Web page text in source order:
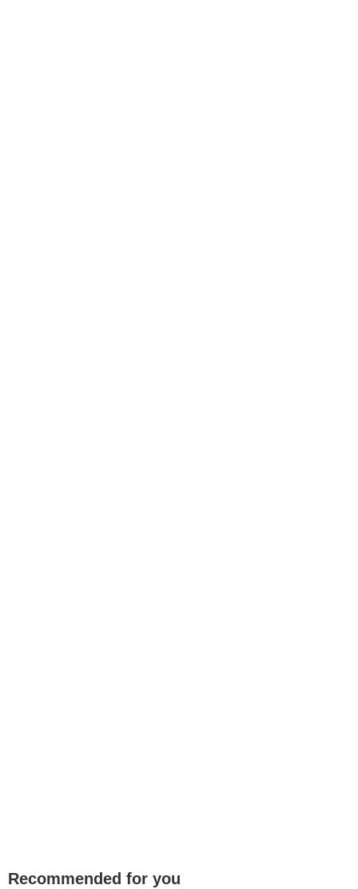
Recommended for you